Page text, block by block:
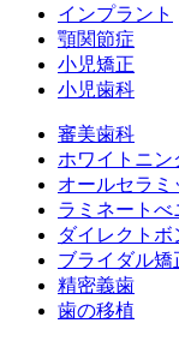
インプラント
顎関節症
小児矯正
小児歯科
審美歯科
ホワイトニン
オールセラミ
ラミネートべ
ダイレクト
ブライダル矯
精密義歯
歯の移植